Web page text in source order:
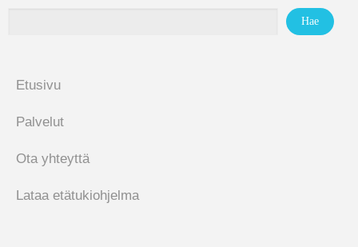
Etusivu
Palvelut
Ota yhteyttä
Lataa etätukiohjelma